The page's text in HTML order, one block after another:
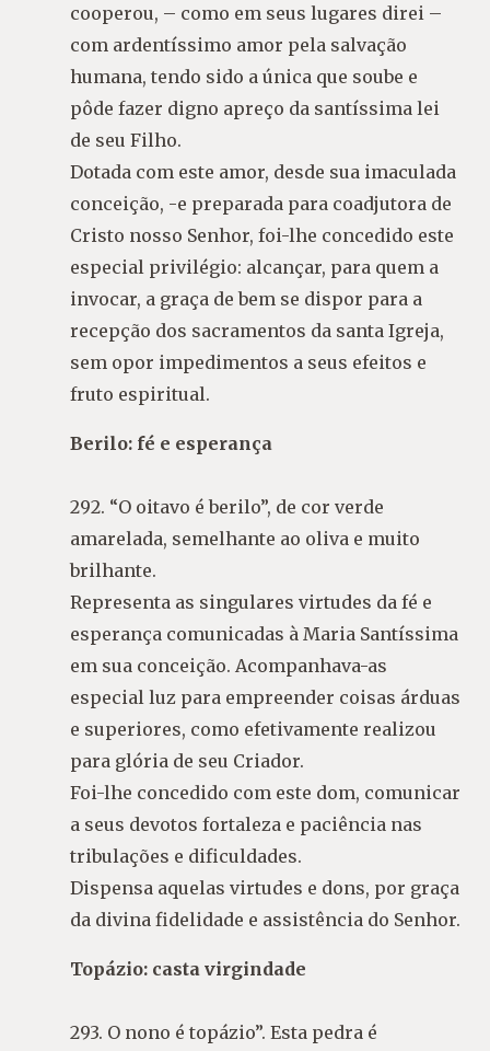
cooperou, – como em seus lugares direi –
com ardentíssimo amor pela salvação
humana, tendo sido a única que soube e
pôde fazer digno apreço da santíssima lei
de seu Filho.
Dotada com este amor, desde sua imaculada
conceição, -e preparada para coadjutora de
Cristo nosso Senhor, foi-lhe concedido este
especial privilégio: alcançar, para quem a
invocar, a graça de bem se dispor para a
recepção dos sacramentos da santa Igreja,
sem opor impedimentos a seus efeitos e
fruto espiritual.
Berilo: fé e esperança
292. “O oitavo é berilo”, de cor verde
amarelada, semelhante ao oliva e muito
brilhante.
Representa as singulares virtudes da fé e
esperança comunicadas à Maria Santíssima
em sua conceição. Acompanhava-as
especial luz para empreender coisas árduas
e superiores, como efetivamente realizou
para glória de seu Criador.
Foi-lhe concedido com este dom, comunicar
a seus devotos fortaleza e paciência nas
tribulações e dificuldades.
Dispensa aquelas virtudes e dons, por graça
da divina fidelidade e assistência do Senhor.
Topázio: casta virgindade
293. O nono é topázio”. Esta pedra é